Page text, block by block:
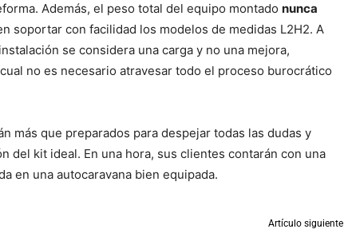
Además, el peso total del equipo montado nunca
soportar con facilidad los modelos de medidas L2H2. A
se considera una carga y no una mejora,
no es necesario atravesar todo el proceso burocrático
más que preparados para despejar todas las dudas y
del kit ideal. En una hora, sus clientes contarán con una
en una autocaravana bien equipada.
Artículo siguiente